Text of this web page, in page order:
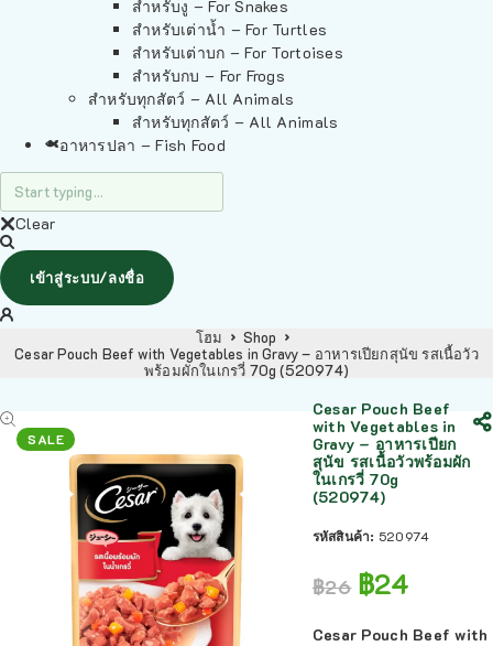
สำหรับงู – For Snakes
สำหรับเต่าน้ำ – For Turtles
สำหรับเต่าบก – For Tortoises
สำหรับกบ – For Frogs
สำหรับทุกสัตว์ – All Animals
สำหรับทุกสัตว์ – All Animals
อาหารปลา – Fish Food
Clear
เข้าสู่ระบบ/ลงชื่อ
โฮม
Shop
Cesar Pouch Beef with Vegetables in Gravy – อาหารเปียกสุนัข รสเนื้อวัว
พร้อมผักในเกรวี่ 70g (520974)
SALE
Cesar Pouch Beef
with Vegetables in
Gravy – อาหารเปียก
สุนัข รสเนื้อวัวพร้อมผัก
ในเกรวี่ 70g
(520974)
รหัสสินค้า: 520974
฿26 ฿24
Cesar Pouch Beef with